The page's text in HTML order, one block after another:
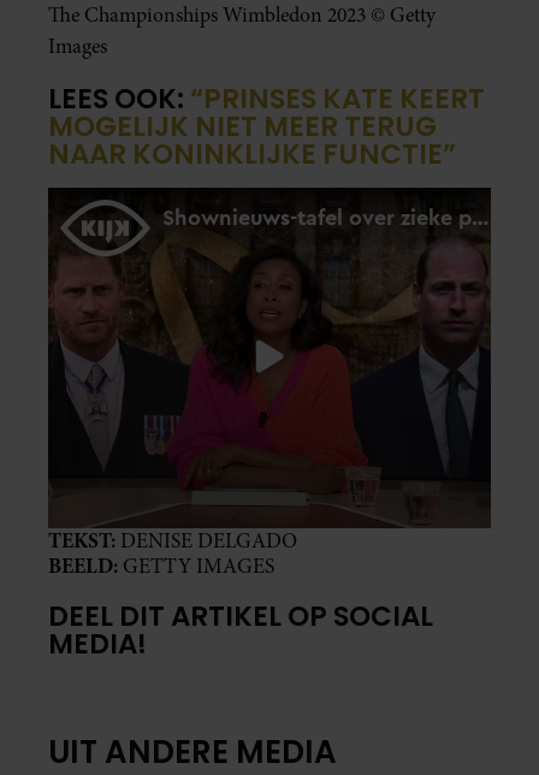
The Championships Wimbledon 2023 © Getty
Images
LEES OOK: “PRINSES KATE KEERT
MOGELIJK NIET MEER TERUG
NAAR KONINKLIJKE FUNCTIE”
TEKST: DENISE DELGADO
BEELD: GETTY IMAGES
DEEL DIT ARTIKEL OP SOCIAL
MEDIA!
UIT ANDERE MEDIA